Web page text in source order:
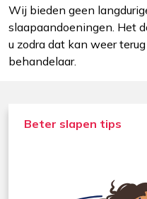
Wij bieden geen
slaapaandoeningen. Het
u zodra dat kan weer
behandelaar.
Beter slapen tips